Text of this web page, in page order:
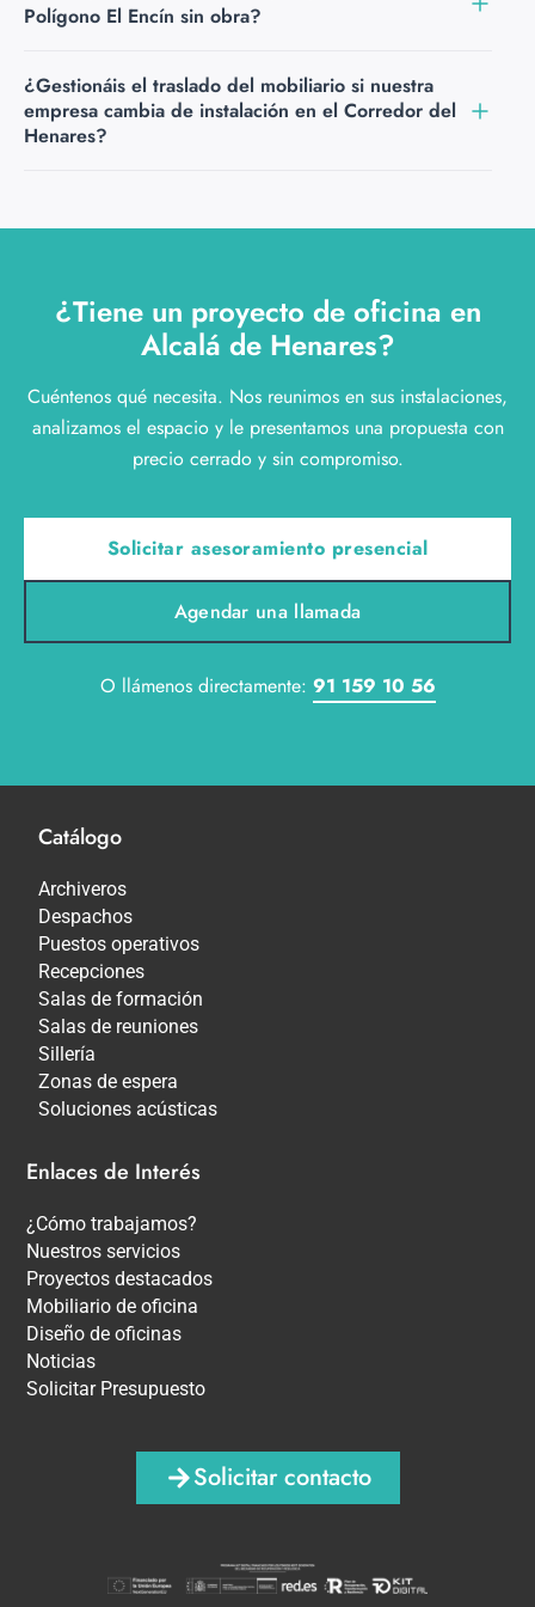
consultoría en Alcalá de Henares. Adaptamos el diseño
que recibe la empresa.
Polígono El Encín sin obra?
autoportantes: no necesitan fijación al techo ni obra civil.
Son ideales para empresas del Polígono El Encín o La
¿Gestionáis el traslado del mobiliario si nuestra
empresa cambia de instalación en el Corredor del
Henares?
reinstalación del mobiliario en el nuevo espacio.
¿Tiene un proyecto de oficina en
Alcalá de Henares?
Cuéntenos qué necesita. Nos reunimos en sus instalaciones,
analizamos el espacio y le presentamos una propuesta con
precio cerrado y sin compromiso.
Solicitar asesoramiento presencial
Agendar una llamada
O llámenos directamente: 91 159 10 56
Catálogo
Archiveros
Despachos
Puestos operativos
Recepciones
Salas de formación
Salas de reuniones
Sillería
Zonas de espera
Soluciones acústicas
Enlaces de Interés
¿Cómo trabajamos?
Nuestros servicios
Proyectos destacados
Mobiliario de oficina
Diseño de oficinas
Noticias
Solicitar Presupuesto
Solicitar contacto